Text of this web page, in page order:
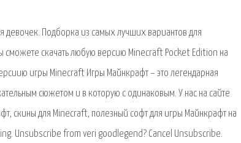
девочек. Подборка из самых лучших вариантов для
скачать любую версию Minecraft Pocket Edition на
игры Minecraft Игры Майнкрафт – это легендарная
сюжетом и в которую с одинаковым. У нас на сайте
скины для Minecraft, полезный софт для игры Майнкрафт на
Unsubscribe from veri goodlegend? Cancel Unsubscribe.